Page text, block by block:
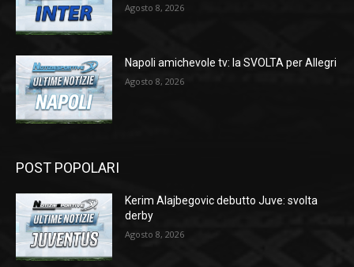
Agosto 8, 2026
Napoli amichevole tv: la SVOLTA per Allegri
Agosto 8, 2026
POST POPOLARI
Kerim Alajbegovic debutto Juve: svolta
derby
Agosto 8, 2026